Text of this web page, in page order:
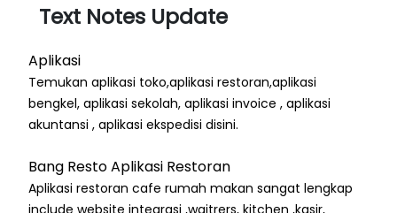
Text Notes Update
Aplikasi
Temukan aplikasi toko,aplikasi restoran,aplikasi
bengkel, aplikasi sekolah, aplikasi invoice , aplikasi
akuntansi , aplikasi ekspedisi disini.
Bang Resto Aplikasi Restoran
Aplikasi restoran cafe rumah makan sangat lengkap
include website integrasi ,waitrers, kitchen ,kasir,